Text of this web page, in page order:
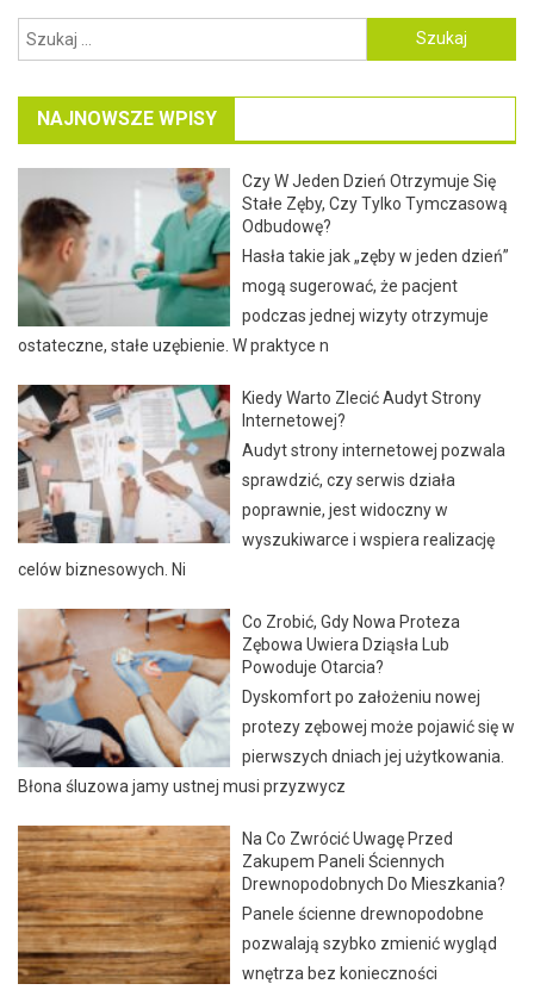
Szukaj:
NAJNOWSZE WPISY
Czy W Jeden Dzień Otrzymuje Się
Stałe Zęby, Czy Tylko Tymczasową
Odbudowę?
Hasła takie jak „zęby w jeden dzień”
mogą sugerować, że pacjent
podczas jednej wizyty otrzymuje
ostateczne, stałe uzębienie. W praktyce n
Kiedy Warto Zlecić Audyt Strony
Internetowej?
Audyt strony internetowej pozwala
sprawdzić, czy serwis działa
poprawnie, jest widoczny w
wyszukiwarce i wspiera realizację
celów biznesowych. Ni
Co Zrobić, Gdy Nowa Proteza
Zębowa Uwiera Dziąsła Lub
Powoduje Otarcia?
Dyskomfort po założeniu nowej
protezy zębowej może pojawić się w
pierwszych dniach jej użytkowania.
Błona śluzowa jamy ustnej musi przyzwycz
Na Co Zwrócić Uwagę Przed
Zakupem Paneli Ściennych
Drewnopodobnych Do Mieszkania?
Panele ścienne drewnopodobne
pozwalają szybko zmienić wygląd
wnętrza bez konieczności